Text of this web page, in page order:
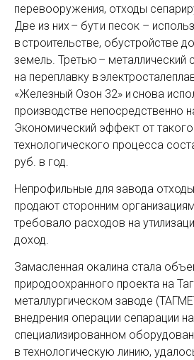
перевооружения, отходы
Две из них – бут и песок –
в строительстве, обустройстве
земель. Третью – металлический
на переплавку в
«Железный Озон 32» и снова
производстве непосредственно
Экономический эффект от
технологического процесса
руб. в год.
Непрофильные для завода
продают сторонним
требовало расходов на
доход.
Замасленная окалина стала
природоохранного проекта на
металлургическом заводе
внедрения операции сепарации на
специализированном
в технологическую линию,